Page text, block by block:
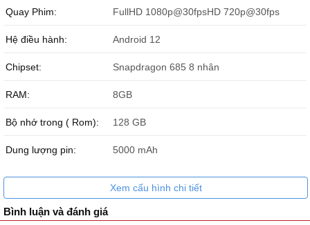
Quay Phim: FullHD 1080p@30fpsHD 720p@30fps
Hệ điều hành: Android 12
Chipset: Snapdragon 685 8 nhân
RAM: 8GB
Bộ nhớ trong ( Rom): 128 GB
Dung lượng pin: 5000 mAh
Xem cấu hình chi tiết
Bình luận và đánh giá